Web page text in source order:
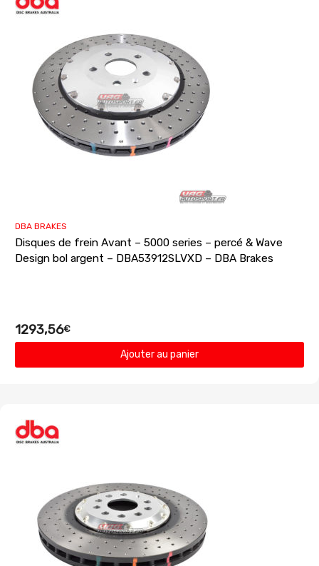
DBA BRAKES
Disques de frein Avant – 5000 series – percé & Wave
Design bol argent – DBA53912SLVXD – DBA Brakes
1293,56€
Ajouter au panier